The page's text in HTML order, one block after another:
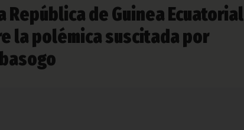
de Guinea Ecuatorial
la polémica suscitada por